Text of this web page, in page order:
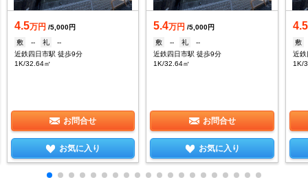
4.5万円 /5,000円
敷
-- 礼
--
近鉄四日市駅 徒歩9分
1K/32.64㎡
お問合せ
お気に入り
5.4万円 /5,000円
敷
-- 礼
--
近鉄四日市駅 徒歩9分
1K/32.64㎡
お問合せ
お気に入り
4.5
敷
近鉄
1K/